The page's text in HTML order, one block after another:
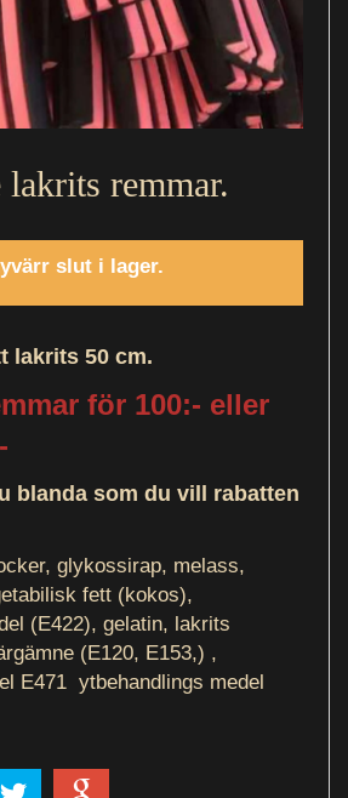
lakrits remmar.
slut i lager.
lakrits 50 cm.
för 100:- eller
blanda som du vill rabatten
glykossirap, melass,
fett (kokos),
(E422), gelatin, lakrits
(E120, E153,) ,
E471 ytbehandlings medel